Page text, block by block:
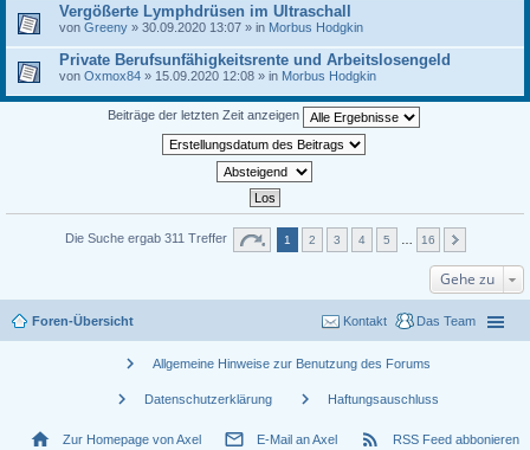
Vergößerte Lymphdrüsen im Ultraschall
von Greeny » 30.09.2020 13:07 » in Morbus Hodgkin
Private Berufsunfähigkeitsrente und Arbeitslosengeld
von Oxmox84 » 15.09.2020 12:08 » in Morbus Hodgkin
Beiträge der letzten Zeit anzeigen
Die Suche ergab 311 Treffer 1 2 3 4 5 16
Gehe zu
Foren-Übersicht Das Team
Kontakt
chevron_right Allgemeine Hinweise zur Benutzung des Forums
chevron_right Datenschutzerklärung chevron_right Haftungsauschluss
home Zur Homepage von Axel mail_outline E-Mail an Axel rss_feed RSS Feed abbonieren